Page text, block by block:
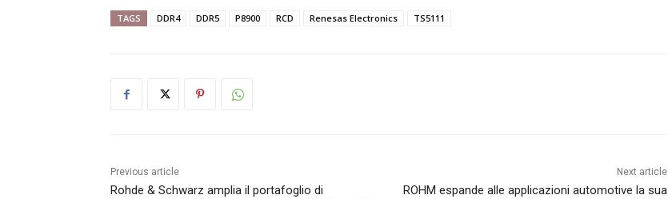
TAGS DDR4 DDR5 P8900 RCD Renesas Electronics TS5111
Previous article
Rohde & Schwarz amplia il portafoglio di
Next article
ROHM espande alle applicazioni automotive la sua